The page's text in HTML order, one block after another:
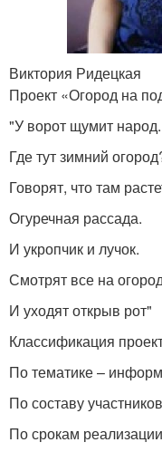
Виктория Ридецкая
Проект «Огород на
"У ворот щумит народ.
Где тут зимний
Говорят, что там
Огуречная рассада.
И укропчик и лучок.
Смотрят все на
И уходят открыв рот"
Классификация
По тематике –
По составу
По срокам